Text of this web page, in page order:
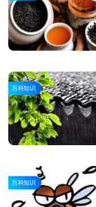
百科知识
百科知识